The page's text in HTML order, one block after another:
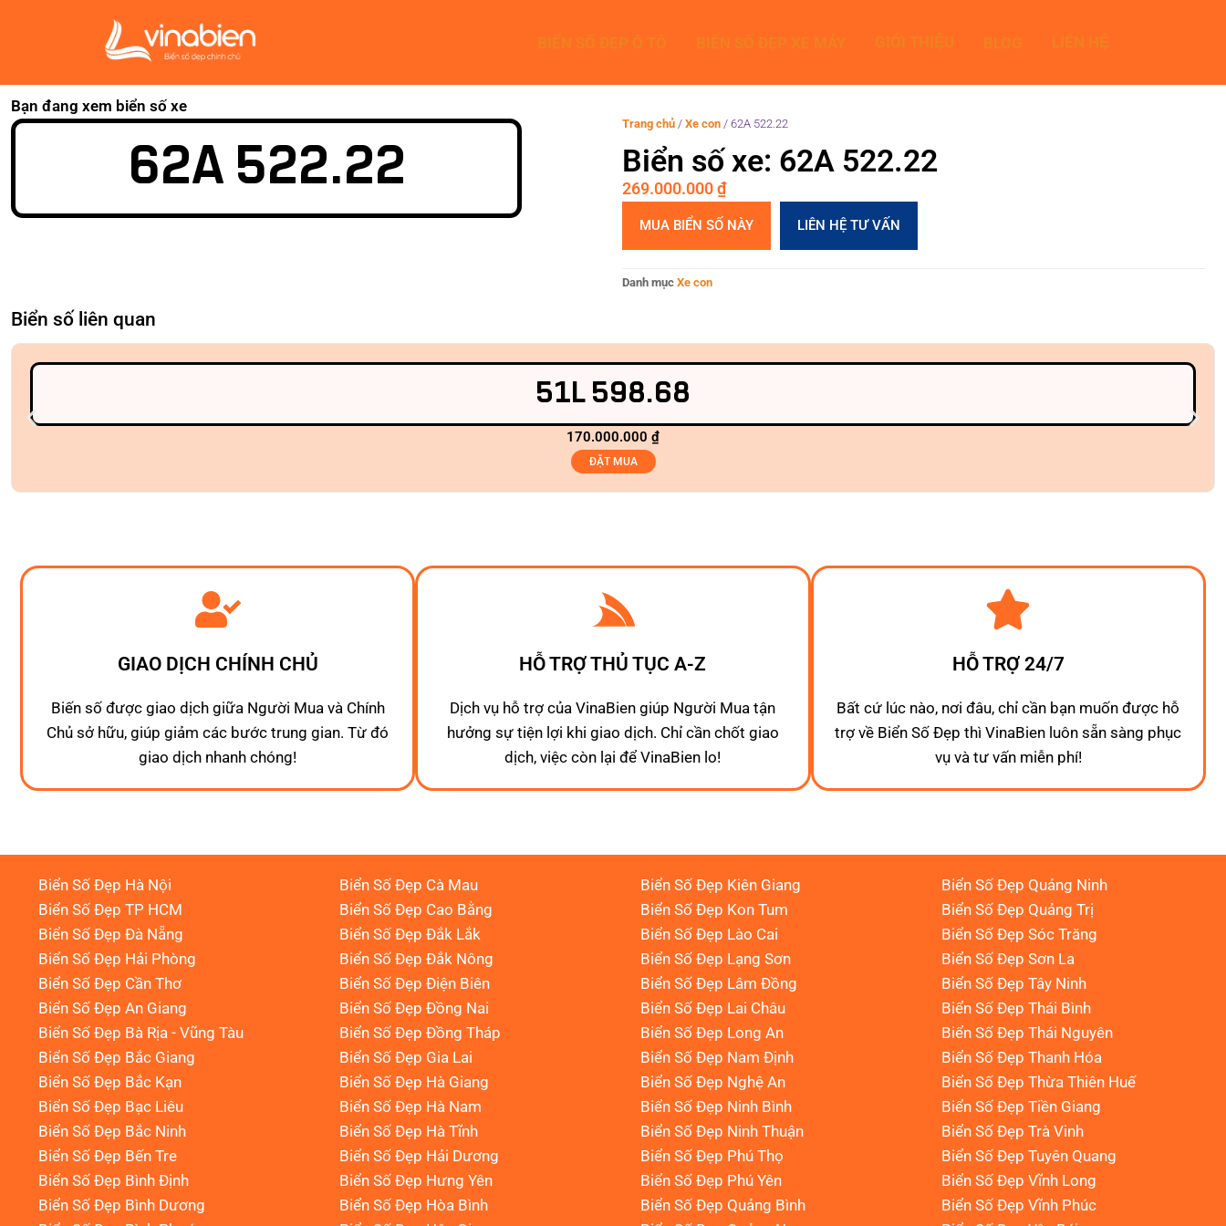
Bạn đang xem biển số xe
62A 522.22
Trang chủ / Xe con / 62A 522.22
Biển số xe: 62A 522.22
269.000.000₫
MUA BIỂN SỐ NÀY LIÊN HỆ TƯ VẤN
Danh mục Xe con
Biển số liên quan
51L 598.68
170.000.000 ₫
ĐẶT MUA
GIAO DỊCH CHÍNH CHỦ
Biến số được giao dịch giữa Người Mua và Chính
Chủ sở hữu, giúp giảm các bước trung gian. Từ đó
giao dịch nhanh chóng!
HỖ TRỢ THỦ TỤC A-Z
Dịch vụ hỗ trợ của VinaBien giúp Người Mua tận
hưởng sự tiện lợi khi giao dịch. Chỉ cần chốt giao
dịch, việc còn lại để VinaBien lo!
HỖ TRỢ 24/7
Bất cứ lúc nào, nơi đâu, chỉ cần bạn muốn được hỗ
trợ về Biển Số Đẹp thì VinaBien luôn sẵn sàng phục
vụ và tư vấn miễn phí!
Biển Số Đẹp Hà Nội
Biển Số Đẹp TP HCM
Biển Số Đẹp Đà Nẵng
Biển Số Đẹp Hải Phòng
Biển Số Đẹp Cần Thơ
Biển Số Đẹp An Giang
Biển Số Đẹp Bà Rịa - Vũng Tàu
Biển Số Đẹp Bắc Giang
Biển Số Đẹp Bắc Kạn
Biển Số Đẹp Bạc Liêu
Biển Số Đẹp Bắc Ninh
Biển Số Đẹp Bến Tre
Biển Số Đẹp Bình Định
Biển Số Đẹp Bình Dương
Biển Số Đẹp Cà Mau
Biển Số Đẹp Cao Bằng
Biển Số Đẹp Đắk Lắk
Biển Số Đẹp Đắk Nông
Biển Số Đẹp Điện Biên
Biển Số Đẹp Đồng Nai
Biển Số Đẹp Đồng Tháp
Biển Số Đẹp Gia Lai
Biển Số Đẹp Hà Giang
Biển Số Đẹp Hà Nam
Biển Số Đẹp Hà Tĩnh
Biển Số Đẹp Hải Dương
Biển Số Đẹp Hưng Yên
Biển Số Đẹp Hòa Bình
Biển Số Đẹp Kiên Giang
Biển Số Đẹp Kon Tum
Biển Số Đẹp Lào Cai
Biển Số Đẹp Lạng Sơn
Biển Số Đẹp Lâm Đồng
Biển Số Đẹp Lai Châu
Biển Số Đẹp Long An
Biển Số Đẹp Nam Định
Biển Số Đẹp Nghệ An
Biển Số Đẹp Ninh Bình
Biển Số Đẹp Ninh Thuận
Biển Số Đẹp Phú Thọ
Biển Số Đẹp Phú Yên
Biển Số Đẹp Quảng Bình
Biển Số Đẹp Quảng Ninh
Biển Số Đẹp Quảng Trị
Biển Số Đẹp Sóc Trăng
Biển Số Đẹp Sơn La
Biển Số Đẹp Tây Ninh
Biển Số Đẹp Thái Bình
Biển Số Đẹp Thái Nguyên
Biển Số Đẹp Thanh Hóa
Biển Số Đẹp Thừa Thiên Huế
Biển Số Đẹp Tiền Giang
Biển Số Đẹp Trà Vinh
Biển Số Đẹp Tuyên Quang
Biển Số Đẹp Vĩnh Long
Biển Số Đẹp Vĩnh Phúc